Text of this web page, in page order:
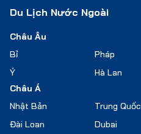
Du Lịch Nước Ngoài
Châu Âu
Bỉ
Pháp
Ý
Hà Lan
Châu Á
Nhật Bản
Trung Quốc
Đài Loan
Dubai